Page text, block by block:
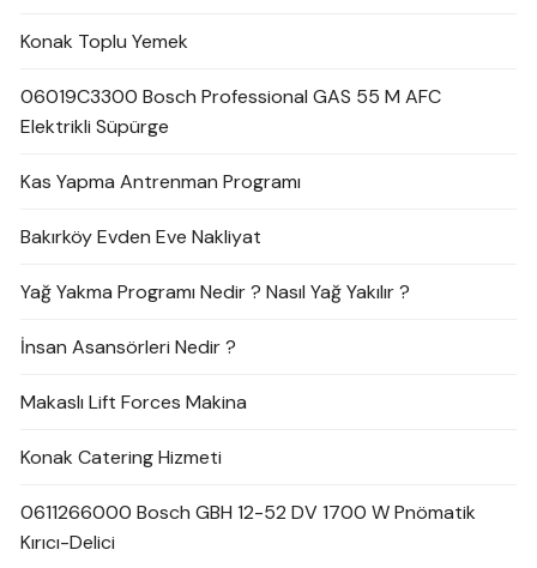
Konak Toplu Yemek
06019C3300 Bosch Professional GAS 55 M AFC
Elektrikli Süpürge
Kas Yapma Antrenman Programı
Bakırköy Evden Eve Nakliyat
Yağ Yakma Programı Nedir ? Nasıl Yağ Yakılır ?
İnsan Asansörleri Nedir ?
Makaslı Lift Forces Makina
Konak Catering Hizmeti
0611266000 Bosch GBH 12-52 DV 1700 W Pnömatik
Kırıcı-Delici